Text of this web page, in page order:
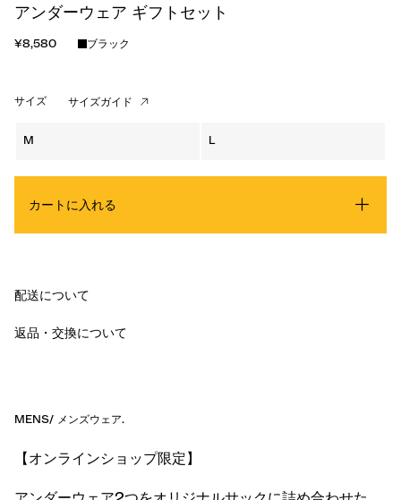
アンダーウェア ギフトセット
¥8,580 ブラック
サイズ サイズガイド
M L
カートに入れる
配送について
返品・交換について
MENS/ メンズウェア.
【オンラインショップ限定】